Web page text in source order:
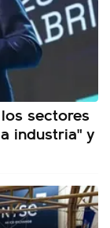
sectores
industria" y